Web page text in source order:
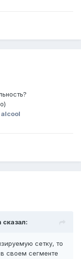
сетку, то
своем сегменте